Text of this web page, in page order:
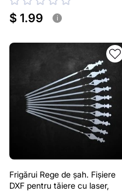
$ 1.99 i
Frigărui Rege de șah. Fișiere
DXF pentru tăiere cu laser,